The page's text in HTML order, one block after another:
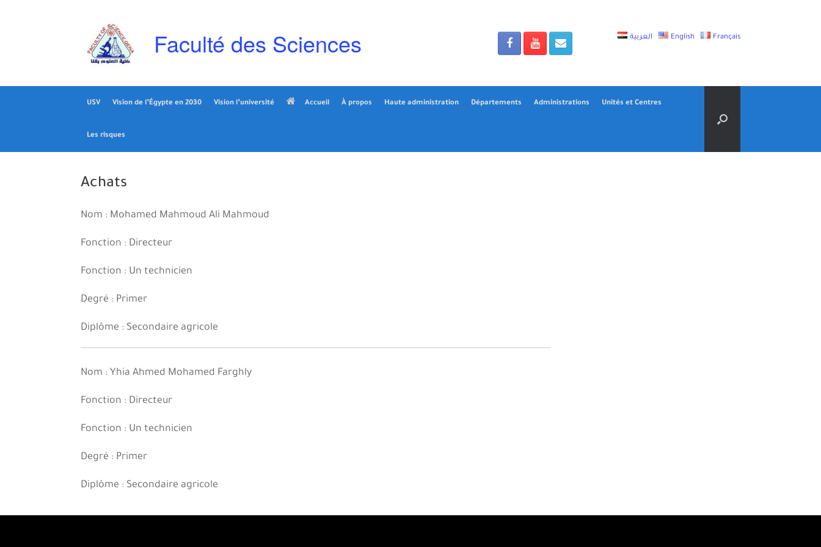
Faculté des Sciences العربية English Français
USV Vision de l’Égypte en 2030 Vision l’université Accueil À propos Haute administration Départements Administrations Unités et Centres
Les risques
Achats
Nom : Mohamed Mahmoud Ali Mahmoud
Fonction : Directeur
Fonction : Un technicien
Degré : Primer
Diplôme : Secondaire agricole
Nom : Yhia Ahmed Mohamed Farghly
Fonction : Directeur
Fonction : Un technicien
Degré : Primer
Diplôme : Secondaire agricole